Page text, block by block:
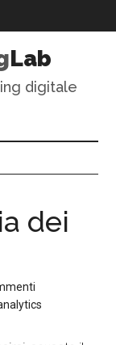
Lab
digitale
dei